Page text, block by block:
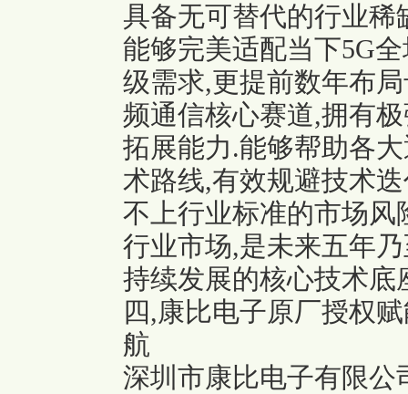
具备无可替代的行业
能够完美适配当下5G
级需求,更提前数年布
频通信核心赛道,拥有
拓展能力.能够帮助各
术路线,有效规避技术
不上行业标准的市场
行业市场,是未来五年
持续发展的核心技术底
四,康比电子原厂授权
航
深圳市康比电子有限公